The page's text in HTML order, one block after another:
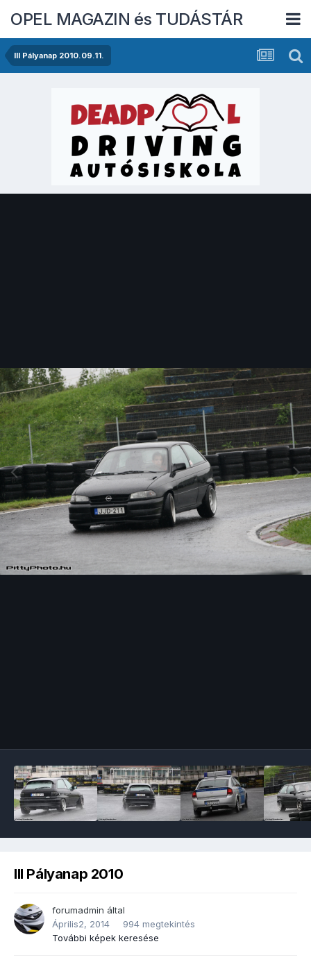
OPEL MAGAZIN és TUDÁSTÁR
III Pályanap 2010.09.11.
III Pályanap 2010
forumadmin által
Április2, 2014
994 megtekintés
További képek keresése